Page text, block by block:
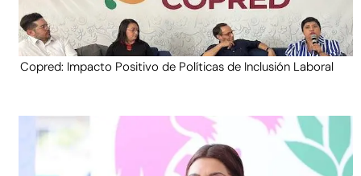
Copred: Impacto Positivo de Políticas de Inclusión Laboral